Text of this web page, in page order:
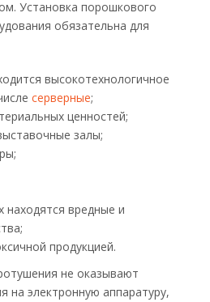
Установка порошкового
обязательна для
высокотехнологичное
серверные;
ценностей;
залы;
вредные и
продукцией.
не оказывают
на электронную аппаратуру,